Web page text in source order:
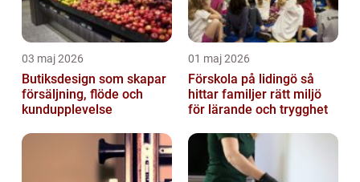
03 maj 2026
Butiksdesign som skapar
försäljning, flöde och
kundupplevelse
01 maj 2026
Förskola på lidingö så
hittar familjer rätt miljö
för lärande och trygghet